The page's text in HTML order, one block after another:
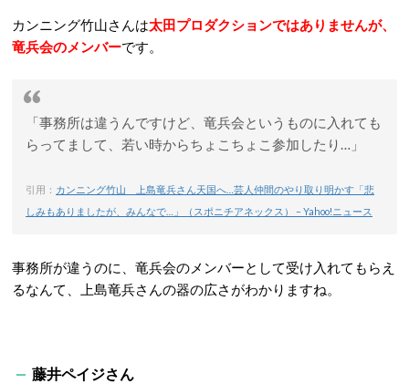
カンニング竹山さんは太田プロダクションではありませんが、
竜兵会のメンバーです。
「事務所は違うんですけど、竜兵会というものに入れても
らってまして、若い時からちょこちょこ参加したり…」
引用： カンニング竹山 上島竜兵さん天国へ…芸人仲間のやり取り明かす「悲
しみもありましたが、みんなで…」（スポニチアネックス） – Yahoo!ニュース
事務所が違うのに、竜兵会のメンバーとして受け入れてもらえ
るなんて、上島竜兵さんの器の広さがわかりますね。
藤井ペイジさん